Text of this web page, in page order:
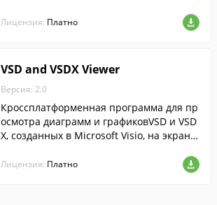
сети и скрыть ваш реальный IP-адрес.
Лицензия: Платно
VSD and VSDX Viewer
Версия: 2.0
Кроссплатформенная программа для пр
осмотра диаграмм и графиковVSD и VSD
X, созданных в Microsoft Visio, на экране
Лицензия: Платно